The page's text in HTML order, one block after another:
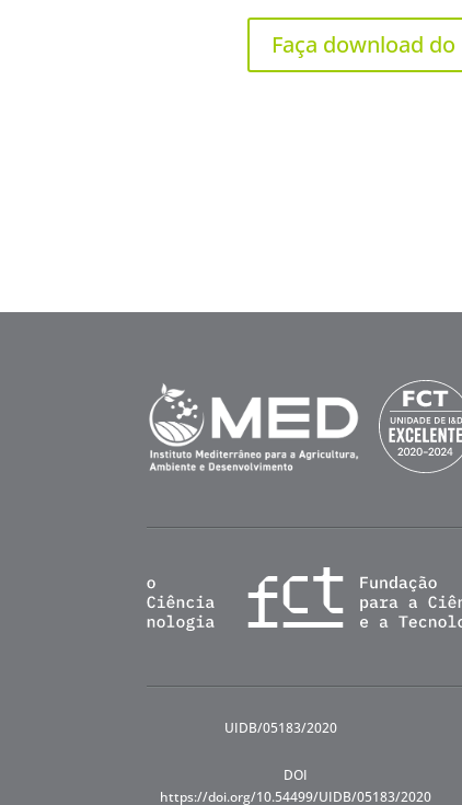
Faça download do
UIDB/05183/2020
DOI
https://doi.org/10.54499/UIDB/05183/2020